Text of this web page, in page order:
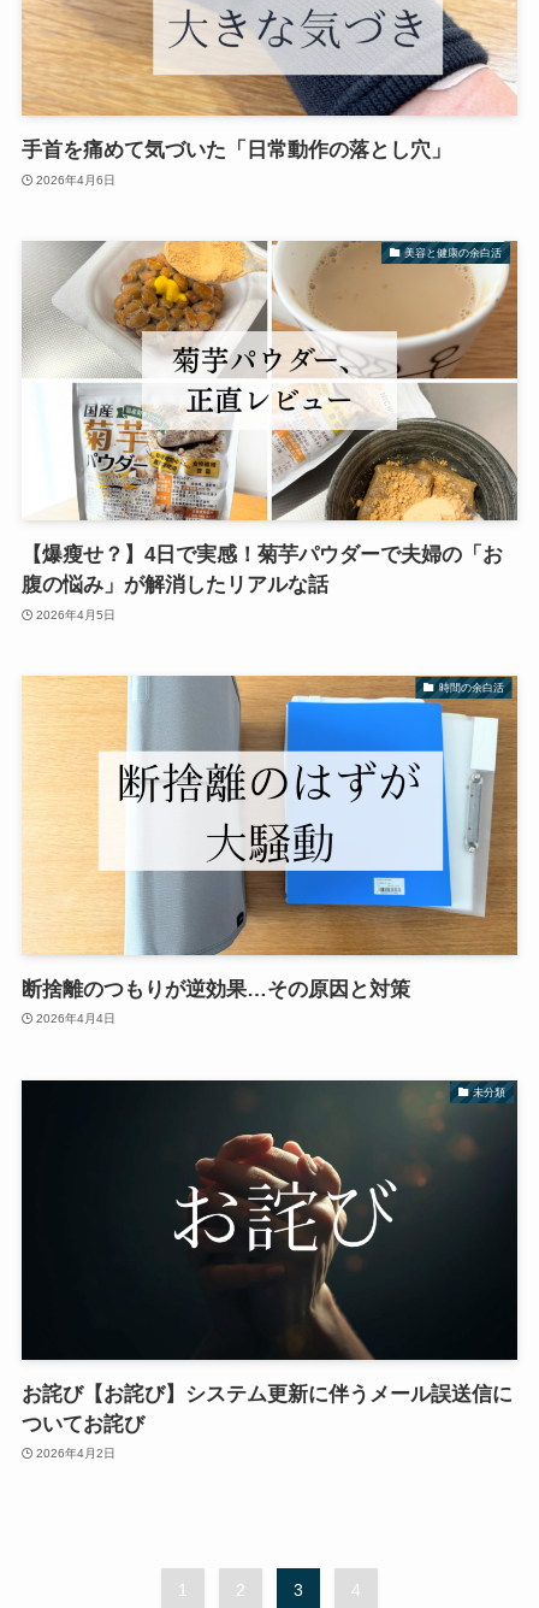
手首を痛めて気づいた「日常動作の落とし穴」
2026年4月6日
美容と健康の余白活
【爆瘦せ？】4日で実感！菊芋パウダーで夫婦の「お
腹の悩み」が解消したリアルな話
2026年4月5日
時間の余白活
断捨離のつもりが逆効果…その原因と対策
2026年4月4日
未分類
お詫び【お詫び】システム更新に伴うメール誤送信に
ついてお詫び
2026年4月2日
1 2 3 4